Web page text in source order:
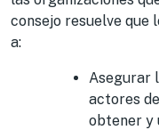
consejo resuelve que
a:
Asegurar
actores
obtener y